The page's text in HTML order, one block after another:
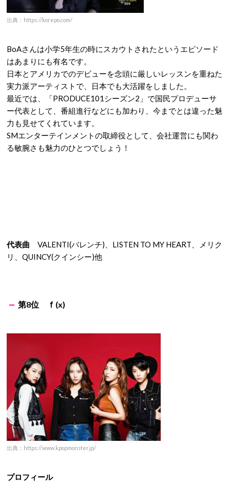
出典：https://korepo.com/
BoAさんは小学5年生の時にスカウトされたというエピソード
はあまりにも有名です。
日本とアメリカでのデビューを念頭に厳しいレッスンを重ねた
実力派アーティストで、日本でも大活躍をしました。
最近では、「PRODUCE101シーズン2」で国民プロデューサ
ー代表として、番組進行などにも加わり、今までとは違った魅
力も見せてくれています。
SMエンターテインメントの取締役として、会社運営にも関わ
る敏腕さも魅力のひとつでしょう！
代表曲 VALENTI(バレンチ)、LISTEN TO MY HEART、メリク
リ、QUINCY(クインシー)他
第8位 ｆ(x)
出典：https://www.kpopmonster.jp/
プロフィール